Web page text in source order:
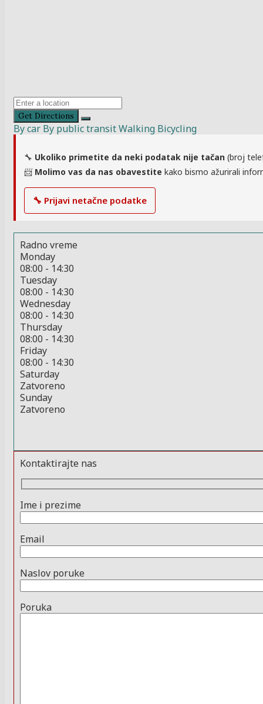
Get Directions
By car By public transitWalking Bicycling
🔧 Ukoliko primetite da neki podatak nije tačan (broj
📨 Molimo vas da nas obavestite kako bismo ažurirali
🔧 Prijavi netačne podatke
Radno vreme
Monday
08:00 - 14:30
Tuesday
08:00 - 14:30
Wednesday
08:00 - 14:30
Thursday
08:00 - 14:30
Friday
08:00 - 14:30
Saturday
Zatvoreno
Sunday
Zatvoreno
Kontaktirajte nas
Ime i prezime
Email
Naslov poruke
Poruka